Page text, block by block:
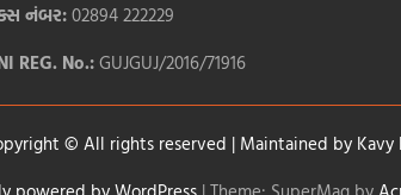
નંબર:02894 222229
REG. No.:GUJGUJ/2016/71916
© All rights reserved | Maintained by Kavy